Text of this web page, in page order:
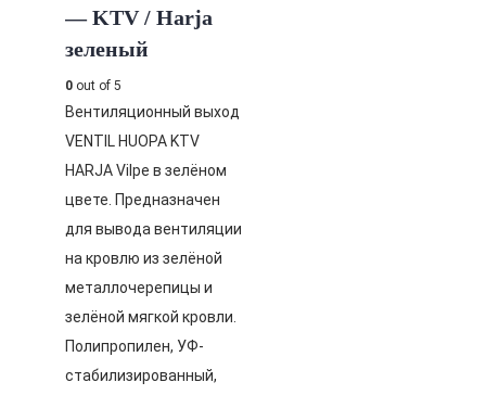
— KTV / Harja
зеленый
0 out of 5
Вентиляционный выход
VENTIL HUOPA KTV
HARJA Vilpe в зелёном
цвете. Предназначен
для вывода вентиляции
на кровлю из зелёной
металлочерепицы и
зелёной мягкой кровли.
Полипропилен, УФ-
стабилизированный,